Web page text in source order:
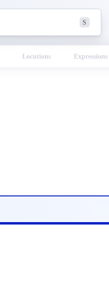
S
Locutions Expressions